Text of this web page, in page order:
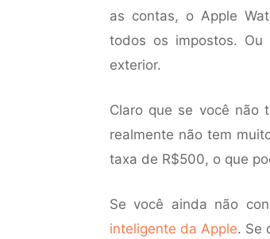
as contas, o Apple
todos os impostos.
exterior.
Claro que se você não
realmente não tem
taxa de R$500, o que
Se você ainda não
inteligente da Apple. Se